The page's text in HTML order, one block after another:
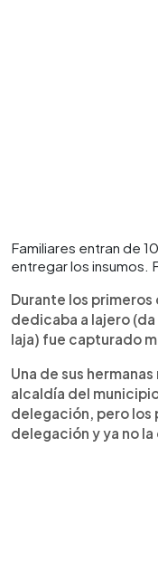
Familiares entran de
entregar los insumos.
Durante los primeros
dedicaba a lajero
laja) fue capturado
Una de sus
alcaldía del
delegación, pero los
delegación y ya no la